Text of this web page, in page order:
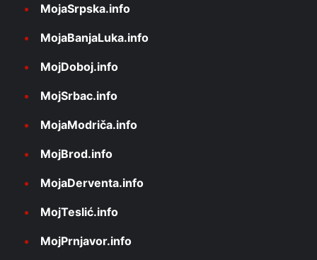
MojaSrpska.info
MojaBanjaLuka.info
MojDoboj.info
MojSrbac.info
MojaModriča.info
MojBrod.info
MojaDerventa.info
MojTeslić.info
MojPrnjavor.info